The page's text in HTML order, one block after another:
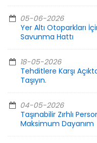
05-06-2026
Yer Altı Otoparkları
Savunma Hattı
18-05-2026
Tehditlere Karşı
Taşıyın.
04-05-2026
Taşınabilir Zırhlı
Maksimum Dayanım